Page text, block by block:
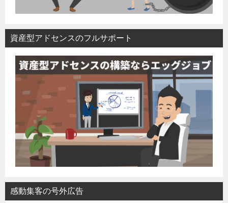
資産型アドセンスのフルサポート
感動集客の号外広告